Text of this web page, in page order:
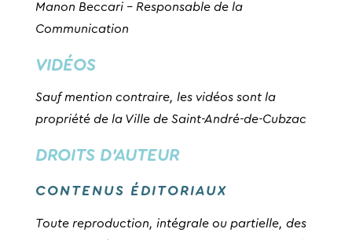
Manon Beccari – Responsable de la
Communication
VIDÉOS
Sauf mention contraire, les vidéos sont la
propriété de la Ville de Saint-André-de-Cubzac
DROITS D’AUTEUR
CONTENUS ÉDITORIAUX
Toute reproduction, intégrale ou partielle, des